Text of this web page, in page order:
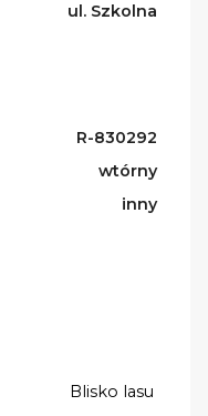
ul. Szkolna
R-830292
wtórny
inny
Blisko lasu